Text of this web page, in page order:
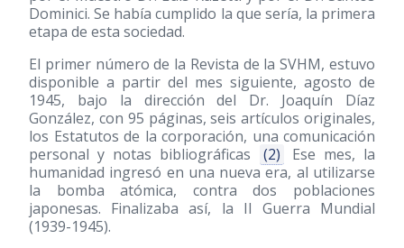
Dominici. Se había cumplido la que sería, la primera
etapa de esta sociedad.
El primer número de la Revista de la SVHM, estuvo
disponible a partir del mes siguiente, agosto de
1945, bajo la dirección del Dr. Joaquín Díaz
González, con 95 páginas, seis artículos originales,
los Estatutos de la corporación, una comunicación
personal y notas bibliográficas
(2)
Ese mes, la
humanidad ingresó en una nueva era, al utilizarse
la bomba atómica, contra dos poblaciones
japonesas. Finalizaba así, la II Guerra Mundial
(1939-1945).